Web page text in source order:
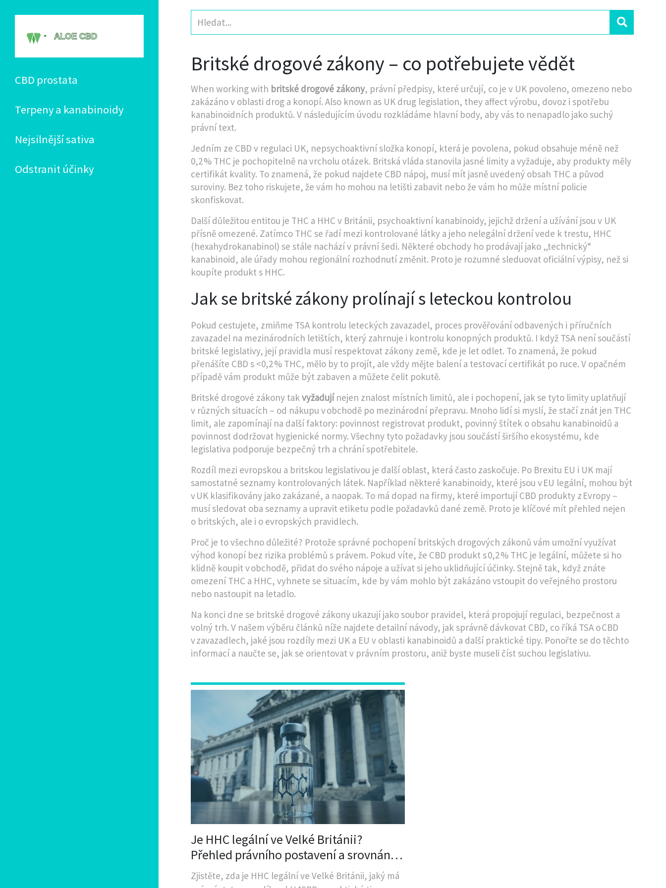
CBD prostata
Terpeny a kanabinoidy
Nejsilnější sativa
Odstranit účinky
Britské drogové zákony – co potřebujete vědět
When working with britské drogové zákony, právní předpisy, které určují, co je v UK povoleno, omezeno nebo
zakázáno v oblasti drog a konopí. Also known as UK drug legislation, they affect výrobu, dovoz i spotřebu
kanabinoidních produktů. V následujícím úvodu rozkládáme hlavní body, aby vás to nenapadlo jako suchý
právní text.
Jedním ze CBD v regulaci UK, nepsychoaktivní složka konopí, která je povolena, pokud obsahuje méně než
0,2 % THC je pochopitelně na vrcholu otázek. Britská vláda stanovila jasné limity a vyžaduje, aby produkty měly
certifikát kvality. To znamená, že pokud najdete CBD nápoj, musí mít jasně uvedený obsah THC a původ
suroviny. Bez toho riskujete, že vám ho mohou na letišti zabavit nebo že vám ho může místní policie
skonfiskovat.
Další důležitou entitou je THC a HHC v Británii, psychoaktivní kanabinoidy, jejichž držení a užívání jsou v UK
přísně omezené. Zatímco THC se řadí mezi kontrolované látky a jeho nelegální držení vede k trestu, HHC
(hexahydrokanabinol) se stále nachází v právní šedi. Některé obchody ho prodávají jako „technický“
kanabinoid, ale úřady mohou regionální rozhodnutí změnit. Proto je rozumné sleduovat oficiální výpisy, než si
koupíte produkt s HHC.
Jak se britské zákony prolínají s leteckou kontrolou
Pokud cestujete, zmiňme TSA kontrolu leteckých zavazadel, proces prověřování odbavených i příručních
zavazadel na mezinárodních letištích, který zahrnuje i kontrolu konopných produktů. I když TSA není součástí
britské legislativy, její pravidla musí respektovat zákony země, kde je let odlet. To znamená, že pokud
přenášíte CBD s <0,2 % THC, mělo by to projít, ale vždy mějte balení a testovací certifikát po ruce. V opačném
případě vám produkt může být zabaven a můžete čelit pokutě.
Britské drogové zákony takvyžadujínejen znalost místních limitů, ale i pochopení, jak se tyto limity uplatňují
v různých situacích – od nákupu v obchodě po mezinárodní přepravu. Mnoho lidí si myslí, že stačí znát jen THC
limit, ale zapomínají na další faktory: povinnost registrovat produkt, povinný štítek o obsahu kanabinoidů a
povinnost dodržovat hygienické normy. Všechny tyto požadavky jsou součástí širšího ekosystému, kde
legislativa podporuje bezpečný trh a chrání spotřebitele.
Rozdíl mezi evropskou a britskou legislativou je další oblast, která často zaskočuje. Po Brexitu EU i UK mají
samostatné seznamy kontrolovaných látek. Například některé kanabinoidy, které jsou v EU legální, mohou být
v UK klasifikovány jako zakázané, a naopak. To má dopad na firmy, které importují CBD produkty z Evropy –
musí sledovat oba seznamy a upravit etiketu podle požadavků dané země. Proto je klíčové mít přehled nejen
o britských, ale i o evropských pravidlech.
Proč je to všechno důležité? Protože správné pochopení britských drogových zákonů vám umožní využívat
výhod konopí bez rizika problémů s právem. Pokud víte, že CBD produkt s 0,2 % THC je legální, můžete si ho
klidně koupit v obchodě, přidat do svého nápoje a užívat si jeho uklidňující účinky. Stejně tak, když znáte
omezení THC a HHC, vyhnete se situacím, kde by vám mohlo být zakázáno vstoupit do veřejného prostoru
nebo nastoupit na letadlo.
Na konci dne se britské drogové zákony ukazují jako soubor pravidel, která propojují regulaci, bezpečnost a
volný trh. V našem výběru článků níže najdete detailní návody, jak správně dávkovat CBD, co říká TSA o CBD
v zavazadlech, jaké jsou rozdíly mezi UK a EU v oblasti kanabinoidů a další praktické tipy. Ponořte se do těchto
informací a naučte se, jak se orientovat v právním prostoru, aniž byste museli číst suchou legislativu.
Je HHC legální ve Velké Británii?
Přehled právního postavení a srovnání s
H4CBD
Zjistěte, zda je HHC legální ve Velké Británii, jaký má